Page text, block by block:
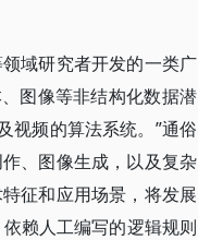
域研究者开发的一类广
图像等非结构化数据潜
视频的算法系统。”通俗
、图像生成，以及复杂
征和应用场景，将发展
赖人工编写的逻辑规则